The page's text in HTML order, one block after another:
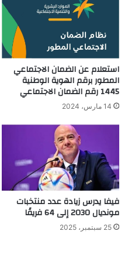
استعلام عن الضمان الاجتماعي
المطور برقم الهوية الوطنية
1445 رقم الضمان الاجتماعي
14 مارس، 2024
فيفا يدرس زيادة عدد منتخبات
مونديال 2030 إلى 64 فريقًا
25 سبتمبر، 2025